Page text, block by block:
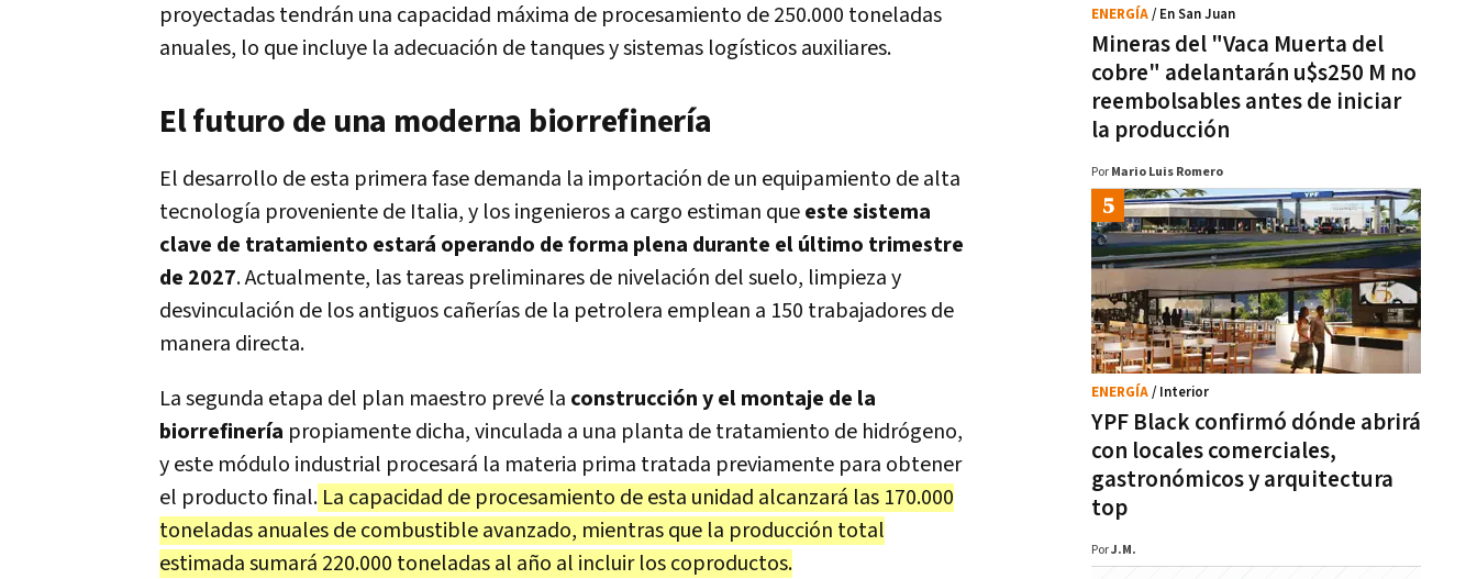
proyectadas tendrán una capacidad máxima de procesamiento de 250.000 toneladas
anuales, lo que incluye la adecuación de tanques y sistemas logísticos auxiliares.
El futuro de una moderna biorrefinería
El desarrollo de esta primera fase demanda la importación de un equipamiento de alta
tecnología proveniente de Italia, y los ingenieros a cargo estiman queeste sistema
clave de tratamiento estará operando de forma plena durante el último trimestre
de 2027. Actualmente, las tareas preliminares de nivelación del suelo, limpieza y
desvinculación de los antiguos cañerías de la petrolera emplean a 150 trabajadores de
manera directa.
La segunda etapa del plan maestro prevé la construcción y el montaje de la
biorrefinería propiamente dicha, vinculada a una planta de tratamiento de hidrógeno,
y este módulo industrial procesará la materia prima tratada previamente para obtener
el producto final. La capacidad de procesamiento de esta unidad alcanzará las 170.000
toneladas anuales de combustible avanzado, mientras que la producción total
estimada sumará 220.000 toneladas al año al incluir los coproductos.
Mineras del "Vaca Muerta del
cobre" adelantarán u$s250 M no
reembolsables antes de iniciar
la producción
ENERGÍA/ En San Juan
Por Mario Luis Romero
YPF Black confirmó dónde abrirá
con locales comerciales,
gastronómicos y arquitectura
top
ENERGÍA/ Interior
PorJ.M.